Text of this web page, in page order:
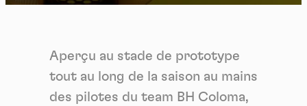
Aperçu au stade de prototype
tout au long de la saison au mains
des pilotes du team BH Coloma,